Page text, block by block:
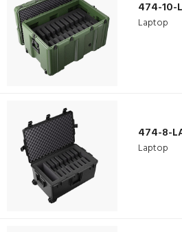
474-10-
Laptop
474-8-
Laptop